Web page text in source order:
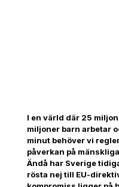
I en värld där 25
miljoner barn arbetar
minut behöver vi
påverkan på
Ändå har Sverige
rösta nej till EU-